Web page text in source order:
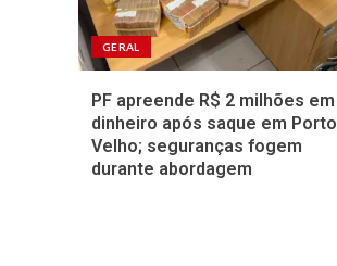
GERAL
PF apreende R$ 2 milhões em
dinheiro após saque em Porto
Velho; seguranças fogem
durante abordagem